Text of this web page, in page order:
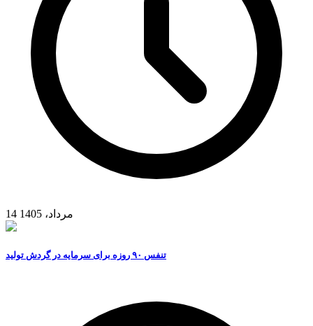
14 مرداد، 1405
تنفس ۹۰ روزه برای سرمایه در گردش تولید